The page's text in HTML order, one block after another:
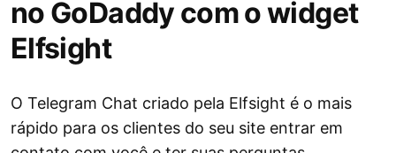
no GoDaddy com o widget
Elfsight
O Telegram Chat criado pela Elfsight é o mais
rápido para os clientes do seu site entrar em